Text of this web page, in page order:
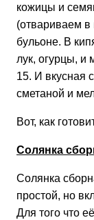
кожицы и
(отвариваем в
бульоне. В
лук, огурцы, и
15. И вкусная
сметаной и
Вот, как
Солянка
Солянка
простой, но
Для того что